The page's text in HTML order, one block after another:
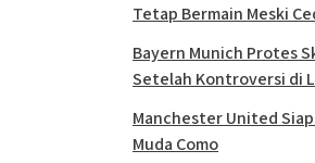
Tetap Bermain Meski
Bayern Munich Protes
Setelah Kontroversi di
Manchester United
Muda Como